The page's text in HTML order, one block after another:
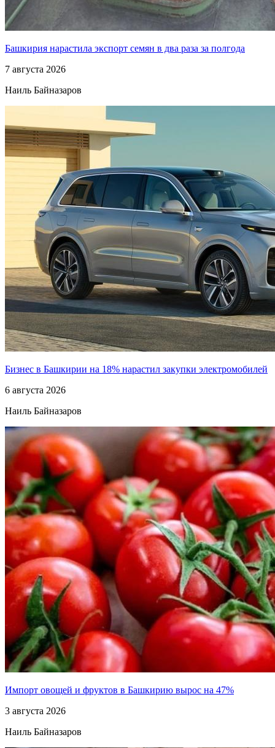
Башкирия нарастила экспорт семян в два раза за полгода
7 августа 2026
Наиль Байназаров
Бизнес в Башкирии на 18% нарастил закупки электромобилей
6 августа 2026
Наиль Байназаров
Импорт овощей и фруктов в Башкирию вырос на 47%
3 августа 2026
Наиль Байназаров